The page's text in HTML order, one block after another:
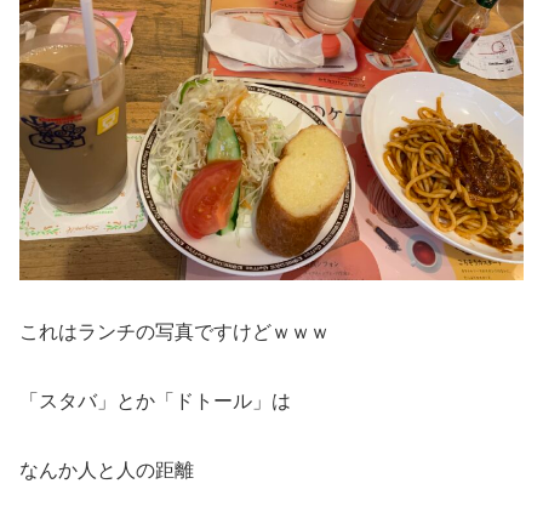
これはランチの写真ですけどｗｗｗ
「スタバ」とか「ドトール」は
なんか人と人の距離